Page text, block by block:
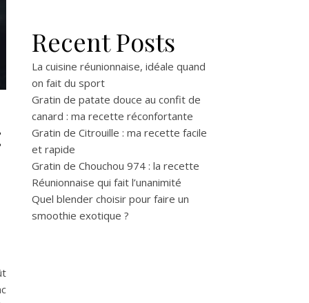
Recent Posts
La cuisine réunionnaise, idéale quand
on fait du sport
Gratin de patate douce au confit de
canard : ma recette réconfortante
Gratin de Citrouille : ma recette facile
et rapide
Gratin de Chouchou 974 : la recette
Réunionnaise qui fait l’unanimité
Quel blender choisir pour faire un
smoothie exotique ?